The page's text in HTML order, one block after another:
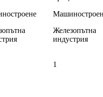
Железопътна
индустрия
1